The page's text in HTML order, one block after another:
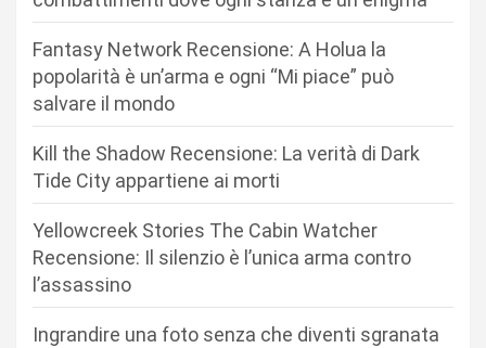
Fantasy Network Recensione: A Holua la
popolarità è un’arma e ogni “Mi piace” può
salvare il mondo
Kill the Shadow Recensione: La verità di Dark
Tide City appartiene ai morti
Yellowcreek Stories The Cabin Watcher
Recensione: Il silenzio è l’unica arma contro
l’assassino
Ingrandire una foto senza che diventi sgranata